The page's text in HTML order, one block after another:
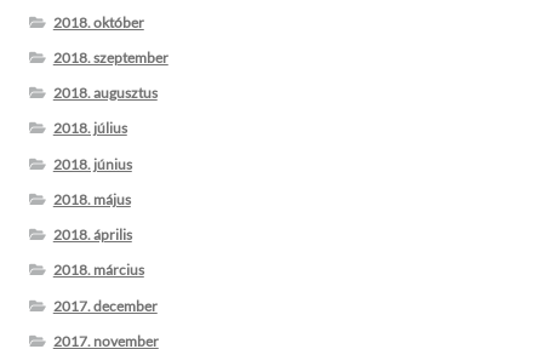
2018. október
2018. szeptember
2018. augusztus
2018. július
2018. június
2018. május
2018. április
2018. március
2017. december
2017. november